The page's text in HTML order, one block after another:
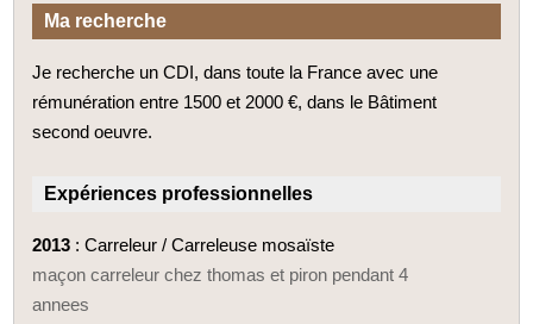
Ma recherche
Je recherche un CDI, dans toute la France avec une
rémunération entre 1500 et 2000 €, dans le Bâtiment
second oeuvre.
Expériences professionnelles
2013 : Carreleur / Carreleuse mosaïste
maçon carreleur chez thomas et piron pendant 4
annees